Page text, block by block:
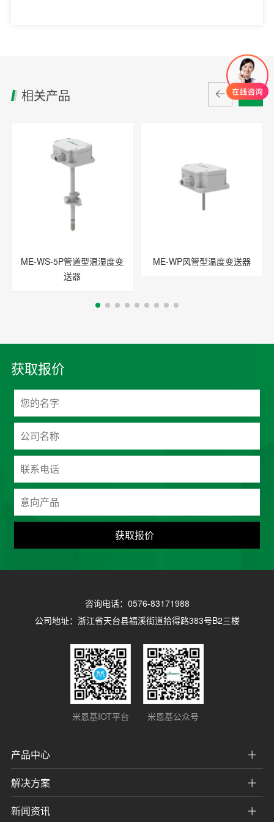
相关产品
ME-WS-5P管道型温湿度变
送器
ME-WP风管型温度变送器
获取报价
获取报价
咨询电话：0576-83171988
公司地址：浙江省天台县福溪街道拾得路383号B2三楼
米恩基IOT平台 米恩基公众号
产品中心
解决方案
新闻资讯